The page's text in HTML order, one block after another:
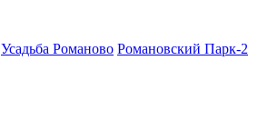
Усадьба Романово Романовский Парк-2